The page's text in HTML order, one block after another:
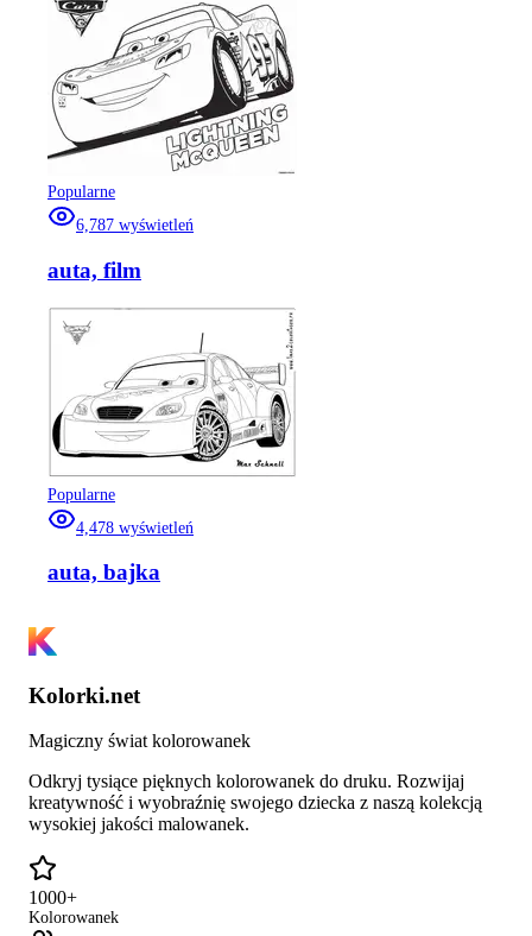
Popularne
6,787 wyświetleń
auta, film
Popularne
4,478 wyświetleń
auta, bajka
Kolorki.net
Magiczny świat kolorowanek
Odkryj tysiące pięknych kolorowanek do druku. Rozwijaj
kreatywność i wyobraźnię swojego dziecka z naszą kolekcją
wysokiej jakości malowanek.
1000+
Kolorowanek